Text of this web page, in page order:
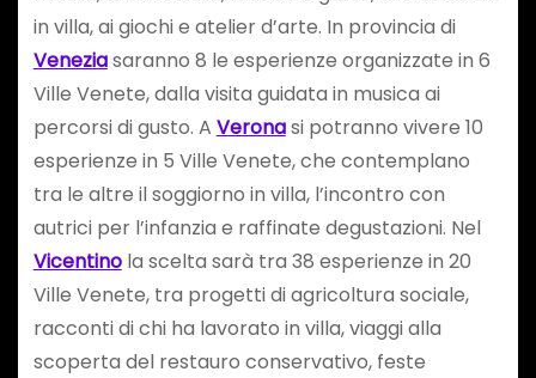
in villa, ai giochi e atelier d’arte. In provincia di
Veneziasaranno 8 le esperienze organizzate in 6
Ville Venete, dalla visita guidata in musica ai
percorsi di gusto. A Veronasi potranno vivere 10
esperienze in 5 Ville Venete, che contemplano
tra le altre il soggiorno in villa, l’incontro con
autrici per l’infanzia e raffinate degustazioni. Nel
Vicentinola scelta sarà tra 38 esperienze in 20
Ville Venete, tra progetti di agricoltura sociale,
racconti di chi ha lavorato in villa, viaggi alla
scoperta del restauro conservativo, feste